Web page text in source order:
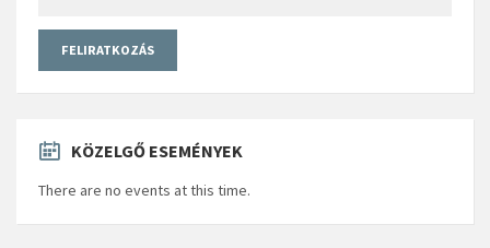
KÖZELGŐ ESEMÉNYEK
There are no events at this time.